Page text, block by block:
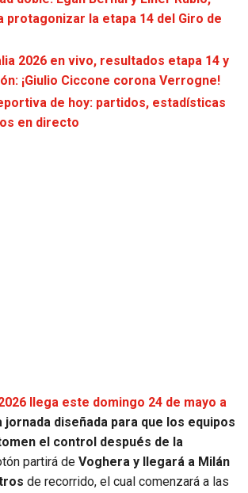
protagonizar la etapa 14 del Giro de
2026 en vivo, resultados etapa 14 y
¡Giulio Ciccone corona Verrogne!
de hoy: partidos, estadísticas
en directo
llega este domingo 24 de mayo a
jornada diseñada para que los equipos
el control después de la
partirá de Voghera y llegará a Milán
de recorrido, el cual comenzará a las